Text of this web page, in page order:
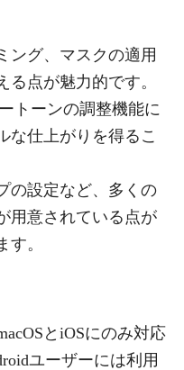
ング、マスクの適用
点が魅力的です。
トーンの調整機能に
な仕上がりを得るこ
の設定など、多くの
用意されている点が
。
とiOSにのみ対応
ユーザーには利用